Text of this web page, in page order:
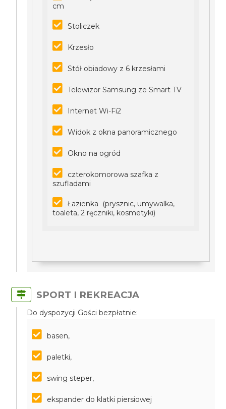
cm
Stoliczek
Krzesło
Stół obiadowy z 6 krzesłami
Telewizor Samsung ze Smart TV
Internet Wi-Fi2
Widok z okna panoramicznego
Okno na ogród
czterokomorowa szafka z
szufladami
Łazienka (prysznic, umywalka,
toaleta, 2 ręczniki, kosmetyki)
SPORT I REKREACJA
Do dyspozycji Gości bezpłatnie:
basen,
paletki,
swing steper,
ekspander do klatki piersiowej